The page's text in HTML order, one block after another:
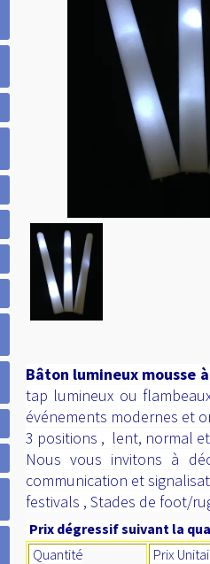
Bâton lumineux mousse
tap lumineux ou
événements modernes et
3 positions , lent, normal
Nous vous invitons à
communication et
festivals , Stades de foot/
Prix dégressif suivant la
Quantité
Prix